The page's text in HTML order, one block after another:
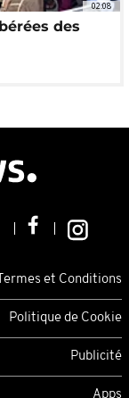
02:08
des
Termes et Conditions
Politique de Cookie
Publicité
Apps